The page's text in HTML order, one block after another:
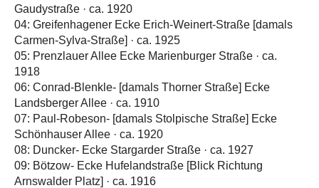
Gaudystraße · ca. 1920
04: Greifenhagener Ecke Erich-Weinert-Straße [damals
Carmen-Sylva-Straße] · ca. 1925
05: Prenzlauer Allee Ecke Marienburger Straße · ca.
1918
06: Conrad-Blenkle- [damals Thorner Straße] Ecke
Landsberger Allee · ca. 1910
07: Paul-Robeson- [damals Stolpische Straße] Ecke
Schönhauser Allee · ca. 1920
08: Duncker- Ecke Stargarder Straße · ca. 1927
09: Bötzow- Ecke Hufelandstraße [Blick Richtung
Arnswalder Platz] · ca. 1916